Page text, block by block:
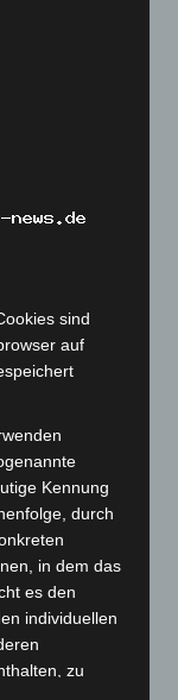
sind
auf
Kennung
durch
in dem das
es den
individuellen
zu